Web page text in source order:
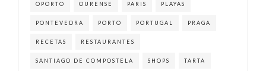
OPORTO OURENSE PARIS PLAYAS
PONTEVEDRA PORTO PORTUGAL PRAGA
RECETAS RESTAURANTES
SANTIAGO DE COMPOSTELA SHOPS TARTA